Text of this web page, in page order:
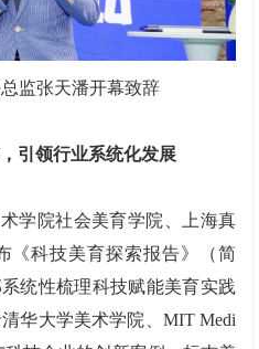
监张天潘开幕致辞
引领行业系统化发展
学院社会美育学院、上海真
《科技美育探索报告》（简
统性梳理科技赋能美育实践
华大学美术学院、MIT Medi